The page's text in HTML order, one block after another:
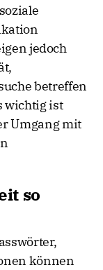
jedoch
betreffen
wichtig ist
Umgang mit
so
können